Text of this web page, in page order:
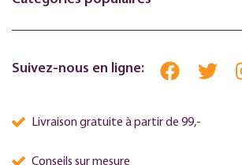
Suivez-nous en ligne:
Livraison gratuite à partir de 99,-
Conseils sur mesure